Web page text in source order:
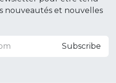
nouveautés et nouvelles
Subscribe